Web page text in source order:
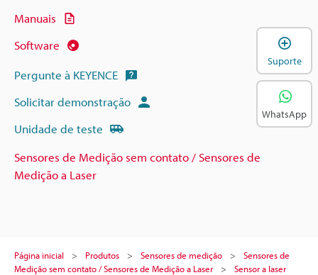
Manuais
Software
Pergunte à KEYENCE
Solicitar demonstração
Unidade de teste
Sensores de Medição sem contato / Sensores de
Medição a Laser
Página inicial Produtos Sensores de medição
Sensores de
Medição sem contato / Sensores de Medição a Laser
Sensor a laser
Suporte
WhatsApp